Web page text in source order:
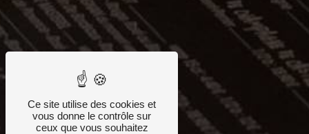
Ce site utilise des cookies et
vous donne le contrôle sur
ceux que vous souhaitez